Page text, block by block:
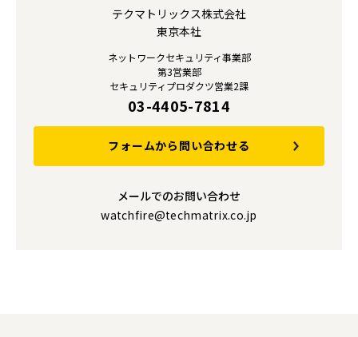
テクマトリックス株式会社
東京本社
ネットワークセキュリティ事業部
第3営業部
セキュリティプロダクツ営業2課
03-4405-7814
フォームから問い合わせる
メールでのお問い合わせ
watchfire@techmatrix.co.jp